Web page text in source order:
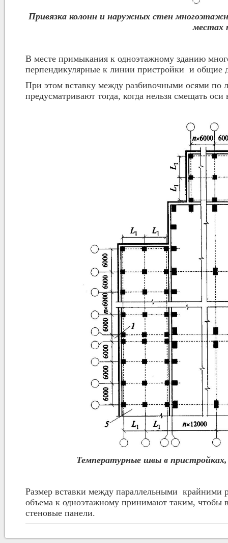
Привязка колонн и наружных стен
местах
В месте примыкания к одноэтажному зданию
перпендикулярные к линии пристройки и общие
При этом вставку между разбивочными осями по
предусматривают тогда, когда нельзя смещать оси
Температурные швы в
Размер вставки между параллельными
объема к одноэтажному принимают таким, чтобы
стеновые панели.